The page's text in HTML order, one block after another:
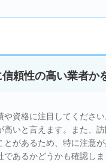
頼性の高い業者か
資格に注目してくださ
いと言えます。また、
があるため、特に注意
あるかどうかも確認しま